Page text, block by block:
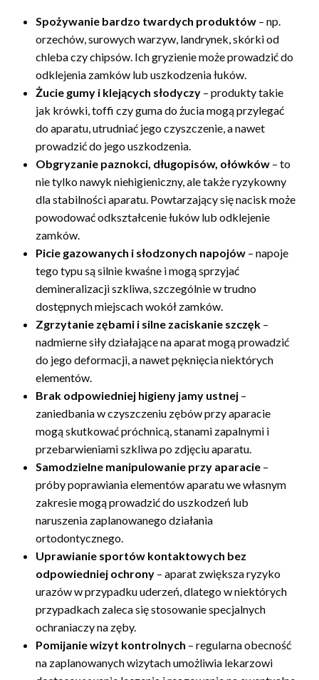
Spożywanie bardzo twardych produktów – np.
orzechów, surowych warzyw, landrynek, skórki od
chleba czy chipsów. Ich gryzienie może prowadzić do
odklejenia zamków lub uszkodzenia łuków.
Żucie gumy i klejących słodyczy – produkty takie
jak krówki, toffi czy guma do żucia mogą przylegać
do aparatu, utrudniać jego czyszczenie, a nawet
prowadzić do jego uszkodzenia.
Obgryzanie paznokci, długopisów, ołówków – to
nie tylko nawyk niehigieniczny, ale także ryzykowny
dla stabilności aparatu. Powtarzający się nacisk może
powodować odkształcenie łuków lub odklejenie
zamków.
Picie gazowanych i słodzonych napojów – napoje
tego typu są silnie kwaśne i mogą sprzyjać
demineralizacji szkliwa, szczególnie w trudno
dostępnych miejscach wokół zamków.
Zgrzytanie zębami i silne zaciskanie szczęk –
nadmierne siły działające na aparat mogą prowadzić
do jego deformacji, a nawet pęknięcia niektórych
elementów.
Brak odpowiedniej higieny jamy ustnej –
zaniedbania w czyszczeniu zębów przy aparacie
mogą skutkować próchnicą, stanami zapalnymi i
przebarwieniami szkliwa po zdjęciu aparatu.
Samodzielne manipulowanie przy aparacie –
próby poprawiania elementów aparatu we własnym
zakresie mogą prowadzić do uszkodzeń lub
naruszenia zaplanowanego działania
ortodontycznego.
Uprawianie sportów kontaktowych bez
odpowiedniej ochrony – aparat zwiększa ryzyko
urazów w przypadku uderzeń, dlatego w niektórych
przypadkach zaleca się stosowanie specjalnych
ochraniaczy na zęby.
Pomijanie wizyt kontrolnych – regularna obecność
na zaplanowanych wizytach umożliwia lekarzowi